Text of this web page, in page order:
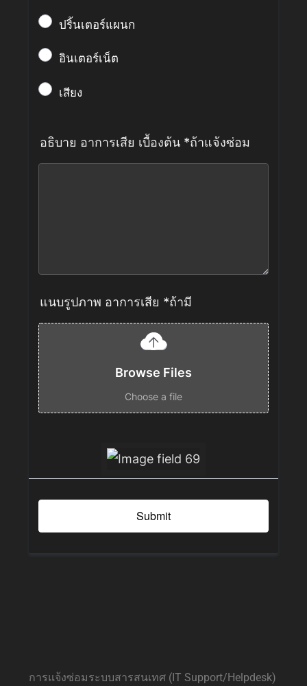
ปริ้นเตอร์แผนก
อินเตอร์เน็ต
เสียง
อธิบาย อาการเสีย เบื้องต้น *ถ้าแจ้งซ่อม
แนบรูปภาพ อาการเสีย *ถ้ามี
Browse Files
Choose a file
Submit
การแจ้งซ่อมระบบสารสนเทศ (IT Support/Helpdesk)